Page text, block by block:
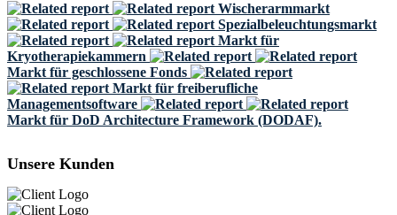
Wischerarmmarkt
Spezialbeleuchtungsmarkt
Markt für
Kryotherapiekammern
Markt für geschlossene Fonds
Markt für freiberufliche
Managementsoftware
Markt für DoD Architecture Framework (DODAF).
Unsere Kunden